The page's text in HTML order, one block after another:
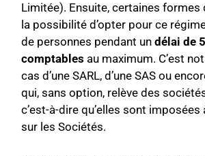
Limitée). Ensuite, certaines formes
la possibilité d’opter pour ce
de personnes pendant undélai de
comptables au maximum. C’est
cas d’une SARL, d’une SAS ou
qui, sans option, relève des
c’est-à-dire qu’elles sont imposées
sur les Sociétés.